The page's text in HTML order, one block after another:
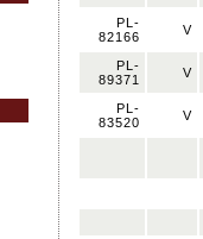
PL-
82166
V
PL-
89371
V
PL-
83520
V